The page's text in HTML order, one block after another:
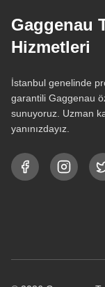
Gaggenau
Hizmetleri
İstanbul genelinde
garantili Gaggenau
sunuyoruz. Uzman
yanınızdayız.